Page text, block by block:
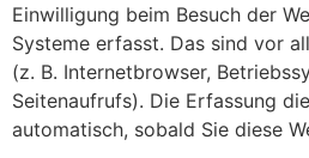
Einwilligung beim Besuch der
Systeme erfasst. Das sind vor
(z. B. Internetbrowser,
Seitenaufrufs). Die Erfassung
automatisch, sobald Sie diese